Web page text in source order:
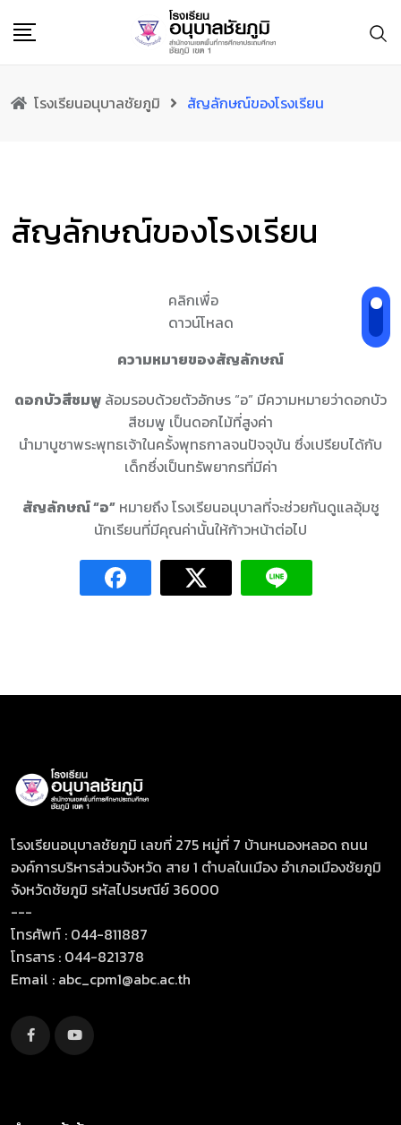
โรงเรียนอนุบาลชัยภูมิ สัญลักษณ์ของโรงเรียน
สัญลักษณ์ของโรงเรียน
คลิกเพื่อ
ดาวน์โหลด
ความหมายของสัญลักษณ์
ดอกบัวสีชมพู ล้อมรอบด้วยตัวอักษร “อ” มีความหมายว่าดอกบัว
สีชมพู เป็นดอกไม้ที่สูงค่า
นำมาบูชาพระพุทธเจ้าในครั้งพุทธกาลจนปัจจุบัน ซึ่งเปรียบได้กับ
เด็กซึ่งเป็นทรัพยากรที่มีค่า
สัญลักษณ์ “อ”หมายถึง โรงเรียนอนุบาลที่จะช่วยกันดูแลอุ้มชู
นักเรียนที่มีคุณค่านั้นให้ก้าวหน้าต่อไป
โรงเรียนอนุบาลชัยภูมิ เลขที่ 275 หมู่ที่ 7 บ้านหนองหลอด ถนน
องค์การบริหารส่วนจังหวัด สาย 1 ตำบลในเมือง อำเภอเมืองชัยภูมิ
จังหวัดชัยภูมิ รหัสไปรษณีย์ 36000
---
โทรศัพท์ : 044-811887
โทรสาร : 044-821378
Email : abc_cpm1@abc.ac.th